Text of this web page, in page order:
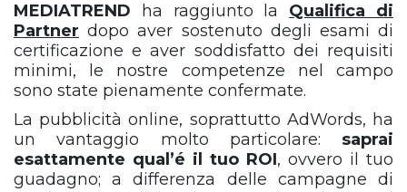
MEDIATREND ha raggiunto la Qualifica di
Partner dopo aver sostenuto degli esami di
certificazione e aver soddisfatto dei requisiti
minimi, le nostre competenze nel campo
sono state pienamente confermate.
La pubblicità online, soprattutto AdWords, ha
un vantaggio molto particolare: saprai
esattamente qual’é il tuo ROI, ovvero il tuo
guadagno; a differenza delle campagne di